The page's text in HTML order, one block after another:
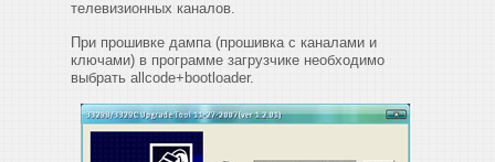
телевизионных каналов.
При прошивке дампа (прошивка с каналами и
ключами) в программе загрузчике необходимо
выбрать allcode+bootloader.